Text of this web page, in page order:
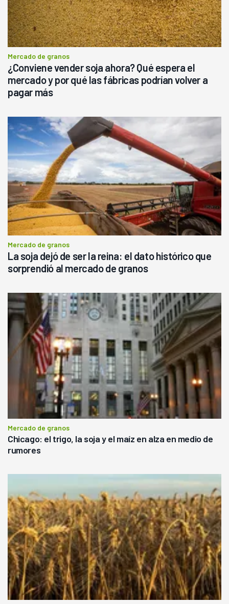
Mercado de granos
¿Conviene vender soja ahora? Qué espera el
mercado y por qué las fábricas podrían volver a
pagar más
Mercado de granos
La soja dejó de ser la reina: el dato histórico que
sorprendió al mercado de granos
Mercado de granos
Chicago: el trigo, la soja y el maíz en alza en medio de
rumores